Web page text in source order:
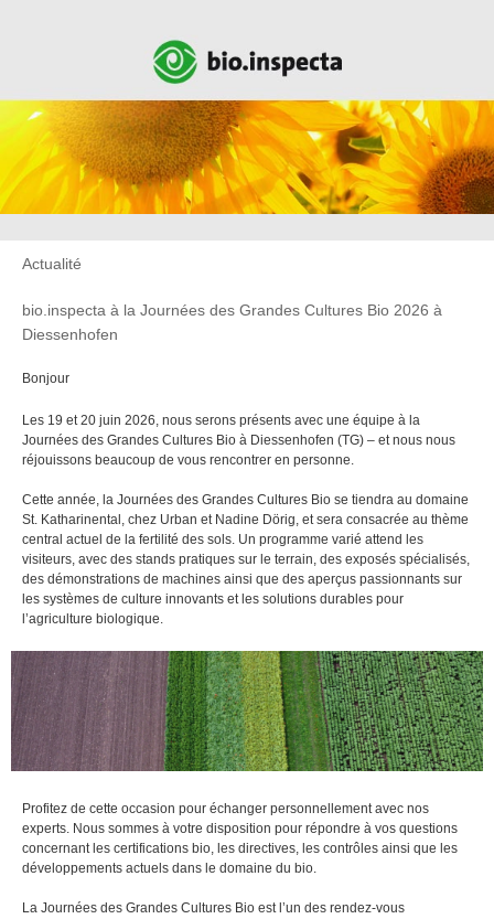
Actualité
bio.inspecta à la Journées des Grandes Cultures Bio 2026 à
Diessenhofen
Bonjour
Les 19 et 20 juin 2026, nous serons présents avec une équipe à la
Journées des Grandes Cultures Bio à Diessenhofen (TG) – et nous nous
réjouissons beaucoup de vous rencontrer en personne.
Cette année, la Journées des Grandes Cultures Bio se tiendra au domaine
St. Katharinental, chez Urban et Nadine Dörig, et sera consacrée au thème
central actuel de la fertilité des sols. Un programme varié attend les
visiteurs, avec des stands pratiques sur le terrain, des exposés spécialisés,
des démonstrations de machines ainsi que des aperçus passionnants sur
les systèmes de culture innovants et les solutions durables pour
l’agriculture biologique.
Profitez de cette occasion pour échanger personnellement avec nos
experts. Nous sommes à votre disposition pour répondre à vos questions
concernant les certifications bio, les directives, les contrôles ainsi que les
développements actuels dans le domaine du bio.
La Journées des Grandes Cultures Bio est l’un des rendez-vous